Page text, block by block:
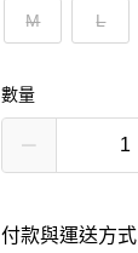
M L
數量
付款與運送方式